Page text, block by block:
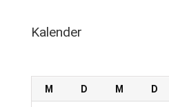
Kalender
M D M D